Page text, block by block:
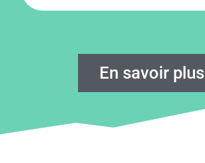
En savoir plus